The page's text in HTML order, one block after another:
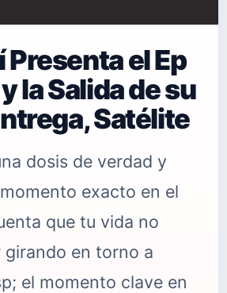
el Ep
la Salida de su
Satélite
dosis de verdad y
exacto en el
que tu vida no
girando en torno a
el momento clave en